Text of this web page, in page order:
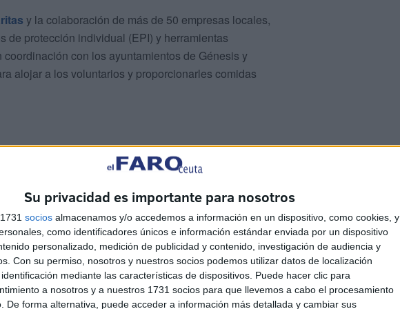
Su privacidad es importante para nosotros
socios almacenamos y/o accedemos a información en un dispositivo, como cookies, y
como identificadores únicos e información estándar enviada por un dispositivo
personalizado, medición de publicidad y contenido, investigación de audiencia y
Con su permiso, nosotros y nuestros socios podemos utilizar datos de localización
mediante las características de dispositivos. Puede hacer clic para
a nosotros y a nuestros 1731 socios para que llevemos a cabo el procesamiento
De forma alternativa, puede acceder a información más detallada y cambiar sus
y la colaboración de más de 50 empresas locales,
de protección individual (EPI) y herramientas
con los ayuntamientos de Génesis y
alojar a los voluntarios y proporcionarles comidas
por eso han organizado este evento solidario para
Todavía están pendientes de servicios como el
los materiales.